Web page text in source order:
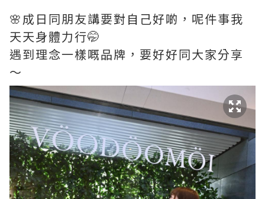
🌸成日同朋友講要對自己好啲，呢件事我
天天身體力行🤭
遇到理念一樣嘅品牌，要好好同大家分享
～